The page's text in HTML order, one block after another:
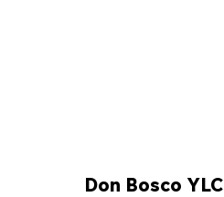
Don Bosco YLC